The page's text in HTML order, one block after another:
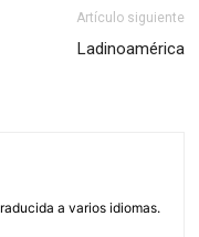
Artículo siguiente
Ladinoamérica
a varios idiomas.